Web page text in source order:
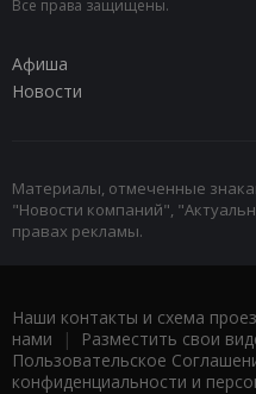
Все права защищены.
Афиша
Новости
Материалы, отмеченные
"Новости компаний",
правах рекламы.
Наши контакты и схема
нами | Разместить свои
Пользовательское
конфиденциальности и